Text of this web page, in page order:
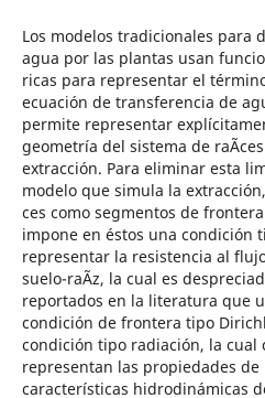
Los modelos tradicionales para
agua por las plantas usan
ricas para representar el
ecuación de transferencia de
permite representar
geometría del sistema de
extracción. Para eliminar esta
modelo que simula la
ces como segmentos de
impone en éstos una condición
representar la resistencia al
suelo-raÃ­z, la cual es
reportados en la literatura que
condición de frontera tipo
condición tipo radiación, la cual
representan las propiedades de
características hidrodinámicas